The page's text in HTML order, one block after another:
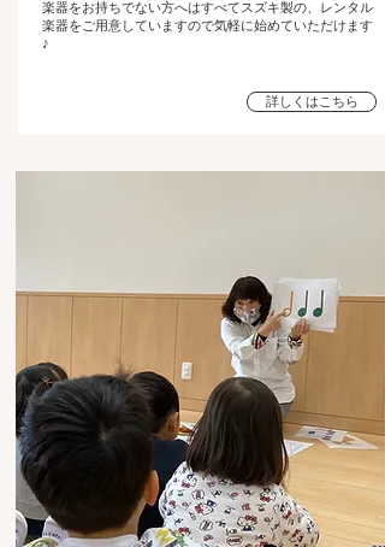
楽器をお持ちでない方へはすべてスズキ製の、レンタル
楽器をご用意していますので気軽に始めていただけます
♪
詳しくはこちら